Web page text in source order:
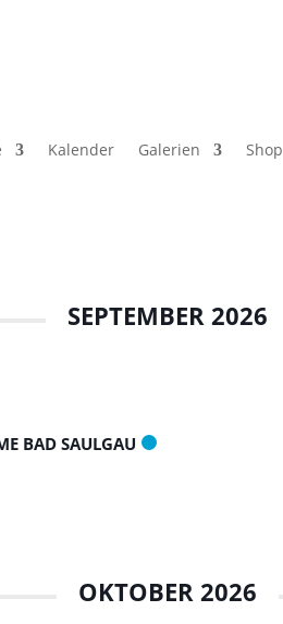
Kalender Galerien Shop
SEPTEMBER 2026
BAD SAULGAU
OKTOBER 2026